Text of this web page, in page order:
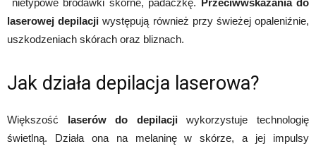
nietypowe brodawki skórne, padaczkę. Przeciwwskazania do
laserowej depilacji występują również przy świeżej opaleniźnie,
uszkodzeniach skórach oraz bliznach.
Jak działa depilacja laserowa?
Większość laserów do depilacjiwykorzystuje technologię
świetlną. Działa ona na melaninę w skórze, a jej impulsy